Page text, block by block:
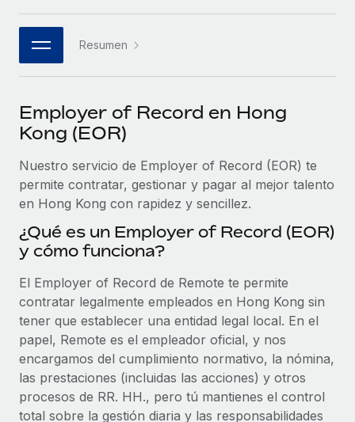
Conectar
Conecta cualquier herramienta de IA con Remote
Optimiza los procesos con herramientas empresariales
esenciales.
SERVICIOS
Pregunta a un experto
Obtén ayuda de gente experta en RR. HH. globales
y cumplimiento normativo.
Comprobaciones de antecedentes
Simplifica los procesos de cribado de candidatos.
Cumplimiento normativo
Adelántate a los riesgos de cumplimiento
normativo.
ASOCIARSE
Socios tecnológicos estratégicos
Integra la gestión de los RR. HH. globales en tu
Asociarse
Descubre oportunidades de colaborar con nosotros.
Remote Build
Próximamente
Consultoría de integraciones y automatización con IA.
CASOS PRÁCTICOS
Webinarios
Información sobre salarios y talento
Obtén ayuda
Nómina global
EOR y PEO
Contractor Management
Impuestos
한국어
中文（简体）Resumen
Employer of Record en Hong
Kong (EOR)
Nuestro servicio de Employer of Record (EOR) te
permite contratar, gestionar y pagar al mejor talento
en Hong Kong con rapidez y sencillez.
¿Qué es un Employer of Record (EOR)
y cómo funciona?
El Employer of Record de Remote te permite
contratar legalmente empleados en Hong Kong sin
tener que establecer una entidad legal local. En el
papel, Remote es el empleador oficial, y nos
encargamos del cumplimiento normativo, la nómina,
las prestaciones (incluidas las acciones) y otros
procesos de RR. HH., pero tú mantienes el control
total sobre la gestión diaria y las responsabilidades